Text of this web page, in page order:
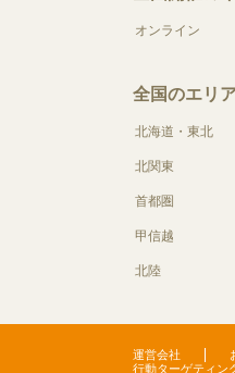
オンライン
全国のエリ
北海道・東北
北関東
首都圏
甲信越
北陸
運営会社
行動ターゲティン